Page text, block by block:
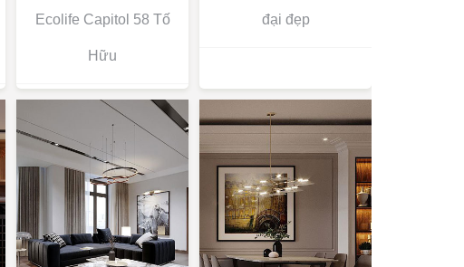
Ecolife Capitol 58 Tố
Hữu
đại đẹp